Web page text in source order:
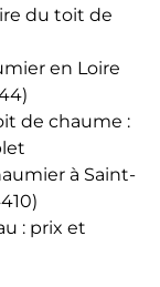
du toit de
en Loire
de chaume :
à Saint-
: prix et